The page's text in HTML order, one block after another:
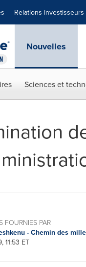
Relations investisseurs
Nouvelles
Sciences et
FOURNIES PAR
- Chemin des
11:53 ET